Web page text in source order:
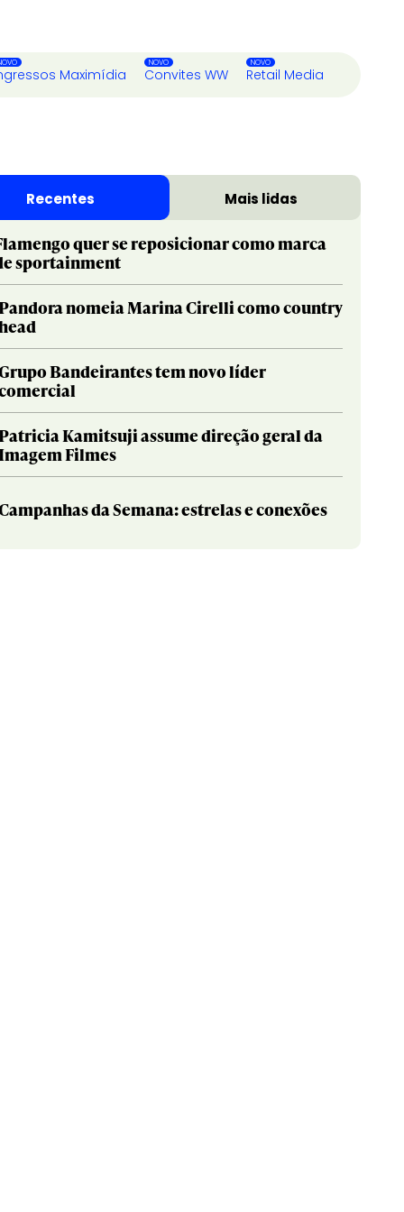
Maximídia Convites WW Retail Media
Recentes Mais lidas
quer se reposicionar como marca
sportainment
nomeia Marina Cirelli como country
Bandeirantes tem novo líder
Kamitsuji assume direção geral da
Filmes
da Semana: estrelas e conexões